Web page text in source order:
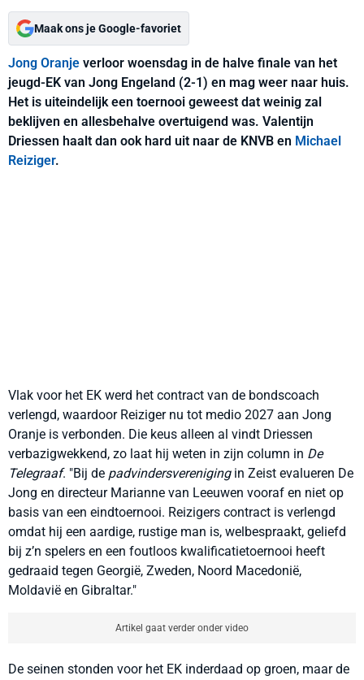
Maak ons je Google-favoriet
Jong Oranje verloor woensdag in de halve finale van het
jeugd-EK van Jong Engeland (2-1) en mag weer naar huis.
Het is uiteindelijk een toernooi geweest dat weinig zal
beklijven en allesbehalve overtuigend was. Valentijn
Driessen haalt dan ook hard uit naar de KNVB en Michael
Reiziger.
Vlak voor het EK werd het contract van de bondscoach
verlengd, waardoor Reiziger nu tot medio 2027 aan Jong
Oranje is verbonden. Die keus alleen al vindt Driessen
verbazigwekkend, zo laat hij weten in zijn column in De
Telegraaf. "Bij de padvindersvereniging in Zeist evalueren De
Jong en directeur Marianne van Leeuwen vooraf en niet op
basis van een eindtoernooi. Reizigers contract is verlengd
omdat hij een aardige, rustige man is, welbespraakt, geliefd
bij z’n spelers en een foutloos kwalificatietoernooi heeft
gedraaid tegen Georgië, Zweden, Noord Macedonië,
Moldavië en Gibraltar."
Artikel gaat verder onder video
De seinen stonden voor het EK inderdaad op groen, maar de